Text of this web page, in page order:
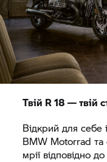
Твій R 18 — твій
Відкрий для себе
BMW Motorrad та
мрії відповідно